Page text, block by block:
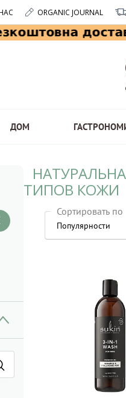
ORGANIC JOURNAL
ДОМ
ТИПОВ КОЖИ
Сортировать по
Популярности